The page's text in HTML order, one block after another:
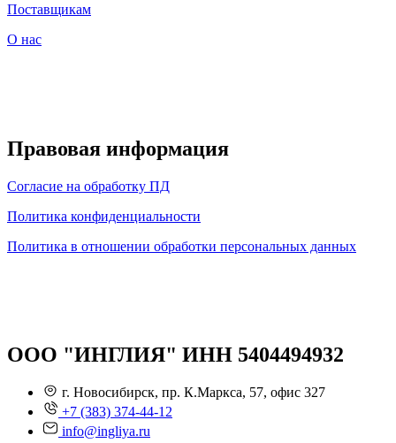
Поставщикам
О нас
Правовая информация
Согласие на обработку ПД
Политика конфиденциальности
Политика в отношении обработки персональных данных
ООО "ИНГЛИЯ" ИНН 5404494932
г. Новосибирск, пр. К.Маркса, 57, офис 327
+7 (383) 374-44-12
info@ingliya.ru